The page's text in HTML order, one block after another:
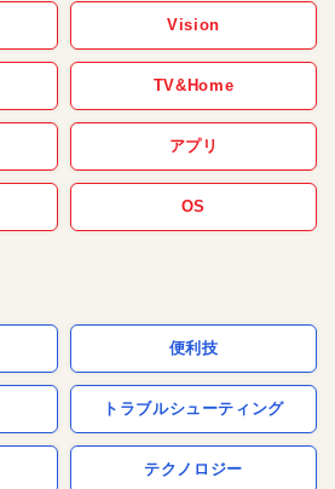
Vision
TV&Home
アプリ
OS
便利技
トラブルシューティング
テクノロジー